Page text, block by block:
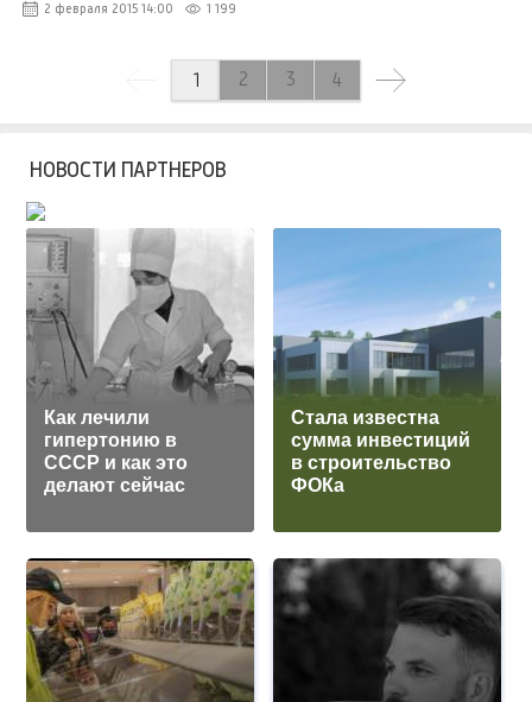
2 февраля 2015 14:00 1 199
1 2 3 4
НОВОСТИ ПАРТНЕРОВ
Как лечили
гипертонию в
СССР и как это
делают сейчас
Стала известна
сумма инвестиций
в строительство
ФОКа